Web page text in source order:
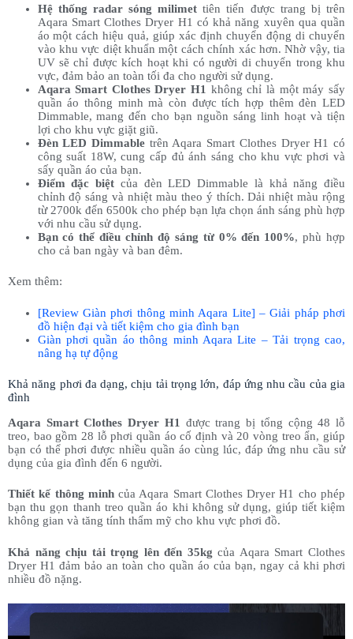
Hệ thống radar sóng milimet tiên tiến được trang bị trên
Aqara Smart Clothes Dryer H1 có khả năng xuyên qua quần
áo một cách hiệu quả, giúp xác định chuyển động di chuyển
vào khu vực diệt khuẩn một cách chính xác hơn. Nhờ vậy, tia
UV sẽ chỉ được kích hoạt khi có người di chuyển trong khu
vực, đảm bảo an toàn tối đa cho người sử dụng.
Aqara Smart Clothes Dryer H1 không chỉ là một máy sấy
quần áo thông minh mà còn được tích hợp thêm đèn LED
Dimmable, mang đến cho bạn nguồn sáng linh hoạt và tiện
lợi cho khu vực giặt giũ.
Đèn LED Dimmabletrên Aqara Smart Clothes Dryer H1 có
công suất 18W, cung cấp đủ ánh sáng cho khu vực phơi và
sấy quần áo của bạn.
Điểm đặc biệt của đèn LED Dimmable là khả năng điều
chỉnh độ sáng và nhiệt màu theo ý thích. Dải nhiệt màu rộng
từ 2700k đến 6500k cho phép bạn lựa chọn ánh sáng phù hợp
với nhu cầu sử dụng.
Bạn có thể điều chỉnh độ sáng từ 0% đến 100%, phù hợp
cho cả ban ngày và ban đêm.
Xem thêm:
[Review Giàn phơi thông minh Aqara Lite] – Giải pháp phơi
đồ hiện đại và tiết kiệm cho gia đình bạn
Giàn phơi quần áo thông minh Aqara Lite – Tải trọng cao,
nâng hạ tự động
Khả năng phơi đa dạng, chịu tải trọng lớn, đáp ứng nhu cầu của gia
đình
Aqara Smart Clothes Dryer H1
được trang bị tổng cộng 48 lỗ
treo, bao gồm 28 lỗ phơi quần áo cố định và 20 vòng treo ẩn, giúp
bạn có thể phơi được nhiều quần áo cùng lúc, đáp ứng nhu cầu sử
dụng của gia đình đến 6 người.
Thiết kế thông minhcủa Aqara Smart Clothes Dryer H1 cho phép
bạn thu gọn thanh treo quần áo khi không sử dụng, giúp tiết kiệm
không gian và tăng tính thẩm mỹ cho khu vực phơi đồ.
Khả năng chịu tải trọng lên đến 35kg của Aqara Smart Clothes
Dryer H1 đảm bảo an toàn cho quần áo của bạn, ngay cả khi phơi
nhiều đồ nặng.